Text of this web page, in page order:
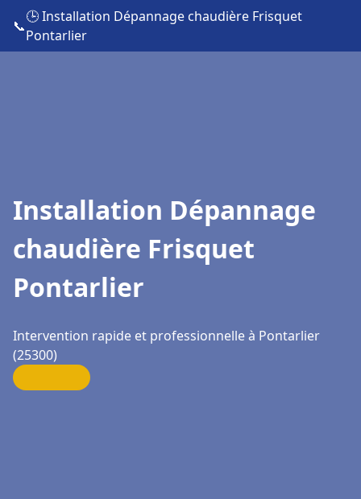
📞
🕒 Installation Dépannage chaudière Frisquet
Pontarlier
Installation Dépannage
chaudière Frisquet
Pontarlier
Intervention rapide et professionnelle à Pontarlier
(25300)